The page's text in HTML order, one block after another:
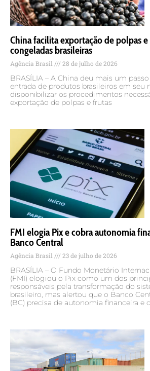
China facilita exportação de polpas
congeladas brasileiras
Agência Brasil 28 de julho de 2026
BRASÍLIA – A China deu mais um
entrada de produtos brasileiros em seu
disponibilizar os procedimentos
exportação de polpas e frutas
FMI elogia Pix e cobra autonomia
Banco Central
Agência Brasil 23 de julho de 2026
BRASÍLIA – O Fundo Monetário
(FMI) elogiou o Pix como um dos
responsáveis pela transformação do
brasileiro, mas alertou que o Banco
(BC) precisa de autonomia financeira e